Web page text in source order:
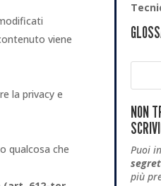
viene
la privacy e
qualcosa che
NON
Puoi
più